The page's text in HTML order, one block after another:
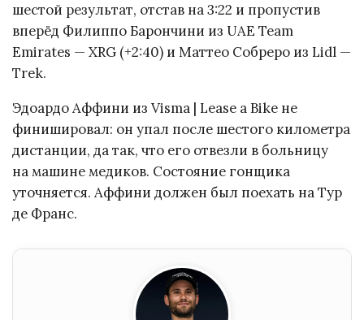
шестой результат, отстав на 3:22 и пропустив
вперёд Филиппо Барончини из UAE Team
Emirates — XRG (+2:40) и Маттео Собреро из Lidl —
Trek.
Эдоардо Аффини из Visma | Lease a Bike не
финишировал: он упал после шестого километра
дистанции, да так, что его отвезли в больницу
на машине медиков. Состояние гонщика
уточняется. Аффини должен был поехать на Тур
де Франс.